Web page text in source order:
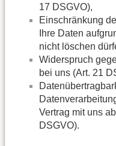
17 DSGVO),
Einschränkung
Ihre Daten
nicht löschen
Widerspruch
bei uns (Art. 21
Vertrag mit uns
DSGVO).